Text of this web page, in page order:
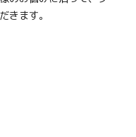
きます。